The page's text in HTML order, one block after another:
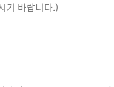
기 바랍니다.)